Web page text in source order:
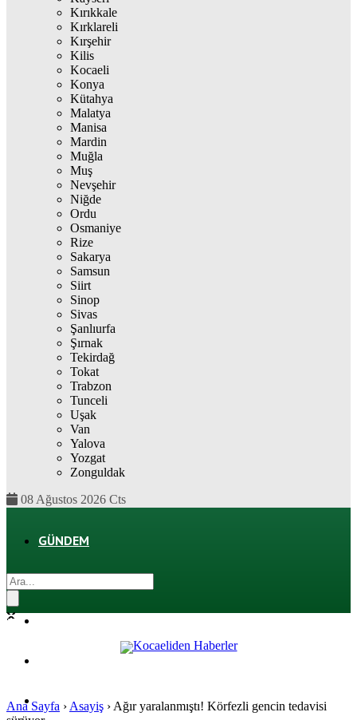
Kırıkkale
Kırklareli
Kırşehir
Kilis
Kocaeli
Konya
Kütahya
Malatya
Manisa
Mardin
Muğla
Muş
Nevşehir
Niğde
Ordu
Osmaniye
Rize
Sakarya
Samsun
Siirt
Sinop
Sivas
Şanlıurfa
Şırnak
Tekirdağ
Tokat
Trabzon
Tunceli
Uşak
Van
Yalova
Yozgat
Zonguldak
08 Ağustos 2026 Cts
GÜNDEM
SPOR
Ana Sayfa › Asayiş › Ağır yaralanmıştı! Körfezli gencin tedavisi